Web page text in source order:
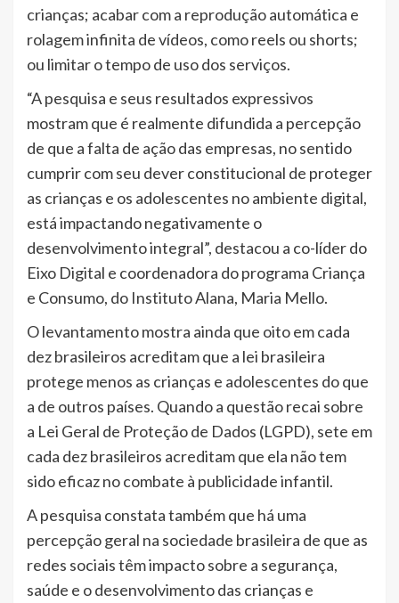
crianças; acabar com a reprodução automática e
rolagem infinita de vídeos, como reels ou shorts;
ou limitar o tempo de uso dos serviços.
“A pesquisa e seus resultados expressivos
mostram que é realmente difundida a percepção
de que a falta de ação das empresas, no sentido
cumprir com seu dever constitucional de proteger
as crianças e os adolescentes no ambiente digital,
está impactando negativamente o
desenvolvimento integral”, destacou a co-líder do
Eixo Digital e coordenadora do programa Criança
e Consumo, do Instituto Alana, Maria Mello.
O levantamento mostra ainda que oito em cada
dez brasileiros acreditam que a lei brasileira
protege menos as crianças e adolescentes do que
a de outros países. Quando a questão recai sobre
a Lei Geral de Proteção de Dados (LGPD), sete em
cada dez brasileiros acreditam que ela não tem
sido eficaz no combate à publicidade infantil.
A pesquisa constata também que há uma
percepção geral na sociedade brasileira de que as
redes sociais têm impacto sobre a segurança,
saúde e o desenvolvimento das crianças e